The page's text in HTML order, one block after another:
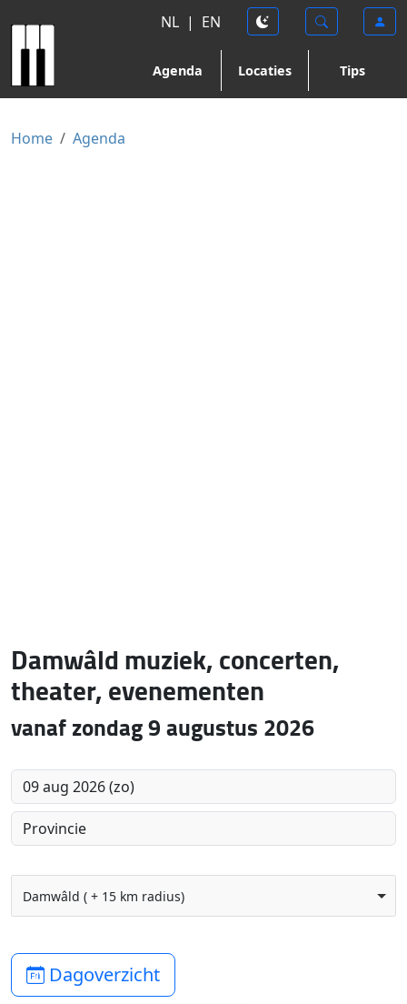
NL | EN
Agenda Locaties Tips
Home Agenda
Damwâld muziek, concerten,
theater, evenementen
vanaf zondag 9 augustus 2026
Damwâld ( + 15 km radius)
Dagoverzicht